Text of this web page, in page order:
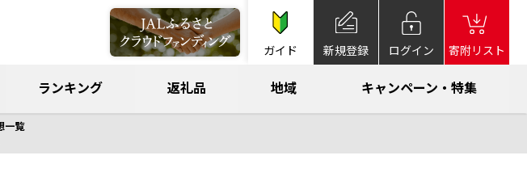
ガイド 新規登録 ログイン 寄附リスト
ランキング 返礼品 地域 キャンペーン・特集
一覧